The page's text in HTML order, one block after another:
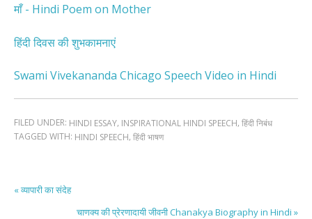
माँ - Hindi Poem on Mother
हिंदी दिवस की शुभकामनाएं
Swami Vivekananda Chicago Speech Video in Hindi
FILED UNDER: HINDI ESSAY, INSPIRATIONAL HINDI SPEECH, हिंदी निबंध
TAGGED WITH: HINDI SPEECH, हिंदी भाषण
« व्यापारी का संदेह
चाणक्य की प्रेरणादायी जीवनी Chanakya Biography in Hindi »